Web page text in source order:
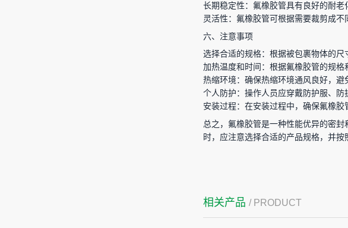
长期稳定性：氟橡胶管具有良好的耐老
灵活性：氟橡胶管可根据需要裁剪成不
六、注意事项
选择合适的规格：根据被包裹物体的尺
加热温度和时间：根据氟橡胶管的规格
热缩环境：确保热缩环境通风良好，避
个人防护：操作人员应穿戴防护服、防
安装过程：在安装过程中，确保氟橡胶
总之，氟橡胶管是一种性能优异的密
时，应注意选择合适的产品规格，并按
相关产品 / PRODUCT